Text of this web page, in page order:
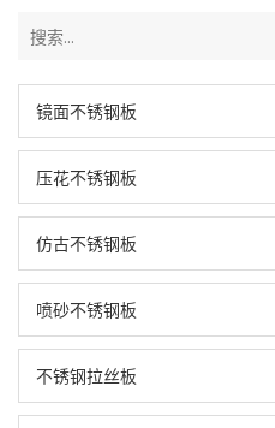
镜面不锈钢板
压花不锈钢板
仿古不锈钢板
喷砂不锈钢板
不锈钢拉丝板